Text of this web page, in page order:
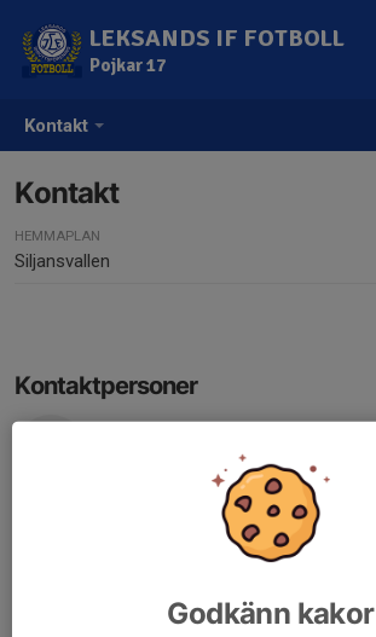
Kontakt
LEKSANDS IF FOTBOLL
Pojkar 17
Kontakt
HEMMAPLAN
Siljansvallen
Kontaktpersoner
Patrik Zackrisson
patrikzackrisson@live.se
Mobil visas bara för inloggade
Godkänn kakor